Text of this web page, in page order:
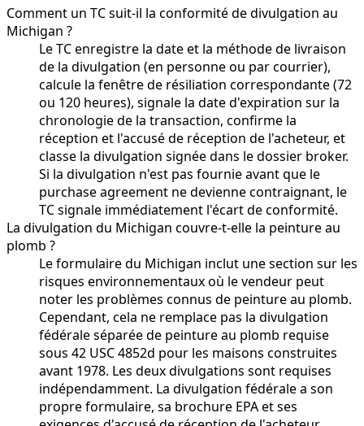
Comment un TC suit-il la conformité de divulgation au
Michigan ?
Le TC enregistre la date et la méthode de livraison
de la divulgation (en personne ou par courrier),
calcule la fenêtre de résiliation correspondante (72
ou 120 heures), signale la date d'expiration sur la
chronologie de la transaction, confirme la
réception et l'accusé de réception de l'acheteur, et
classe la divulgation signée dans le dossier broker.
Si la divulgation n'est pas fournie avant que le
purchase agreement ne devienne contraignant, le
TC signale immédiatement l'écart de conformité.
La divulgation du Michigan couvre-t-elle la peinture au
plomb ?
Le formulaire du Michigan inclut une section sur les
risques environnementaux où le vendeur peut
noter les problèmes connus de peinture au plomb.
Cependant, cela ne remplace pas la divulgation
fédérale séparée de peinture au plomb requise
sous 42 USC 4852d pour les maisons construites
avant 1978. Les deux divulgations sont requises
indépendamment. La divulgation fédérale a son
propre formulaire, sa brochure EPA et ses